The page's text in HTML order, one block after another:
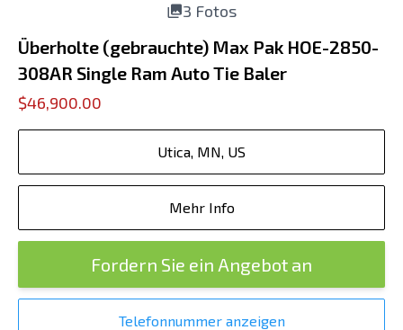
3 Fotos
Überholte (gebrauchte) Max Pak HOE-2850-
308AR Single Ram Auto Tie Baler
$46,900.00
Utica, MN, US
Mehr Info
Fordern Sie ein Angebot an
Telefonnummer anzeigen